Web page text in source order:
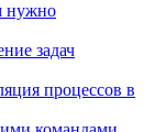
нужно
задач
процессов в